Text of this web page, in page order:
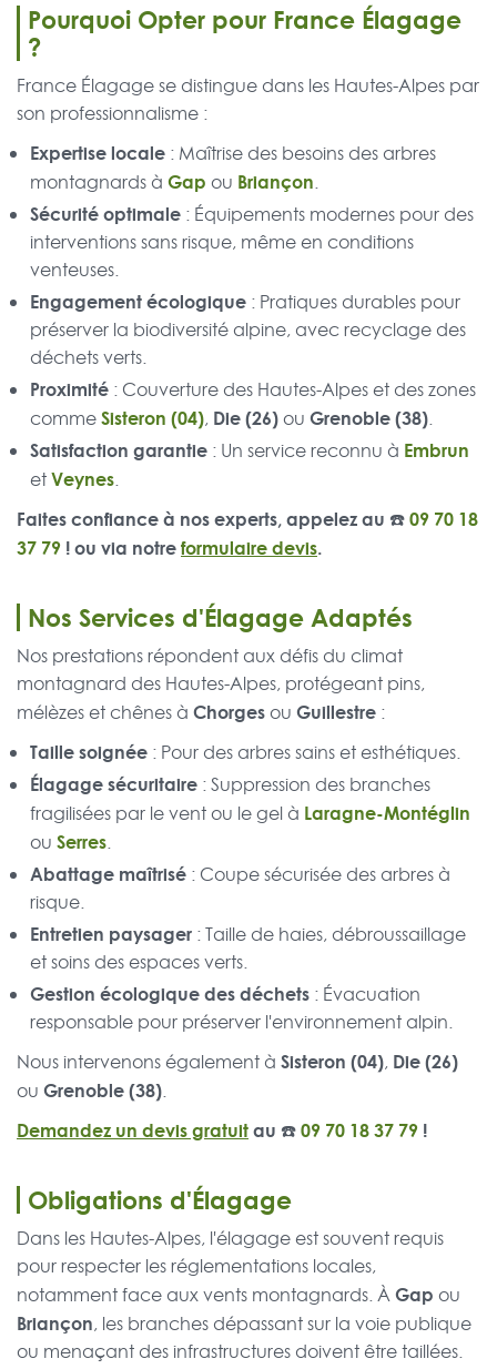
Pourquoi Opter pour France Élagage
?
France Élagage se distingue dans les Hautes-Alpes par
son professionnalisme :
Expertise locale : Maîtrise des besoins des arbres
montagnards à Gap ou Briançon.
Sécurité optimale : Équipements modernes pour des
interventions sans risque, même en conditions
venteuses.
Engagement écologique : Pratiques durables pour
préserver la biodiversité alpine, avec recyclage des
déchets verts.
Proximité : Couverture des Hautes-Alpes et des zones
commeSisteron (04), Die (26)ou Grenoble (38).
Satisfaction garantie : Un service reconnu à Embrun
etVeynes.
Faites confiance à nos experts, appelez au ☎️09 70 18
37 79 ! ou via notreformulaire devis.
Nos Services d'Élagage Adaptés
Nos prestations répondent aux défis du climat
montagnard des Hautes-Alpes, protégeant pins,
mélèzes et chênes à Chorgesou Guillestre :
Taille soignée : Pour des arbres sains et esthétiques.
Élagage sécuritaire : Suppression des branches
fragilisées par le vent ou le gel à Laragne-Montéglin
ou Serres.
Abattage maîtrisé : Coupe sécurisée des arbres à
risque.
Entretien paysager : Taille de haies, débroussaillage
et soins des espaces verts.
Gestion écologique des déchets : Évacuation
responsable pour préserver l'environnement alpin.
Nous intervenons également à Sisteron (04), Die (26)
ou Grenoble (38).
Demandez un devis gratuitau ☎️09 70 18 37 79 !
Obligations d'Élagage
Dans les Hautes-Alpes, l'élagage est souvent requis
pour respecter les réglementations locales,
notamment face aux vents montagnards. ÀGap ou
Briançon, les branches dépassant sur la voie publique
ou menaçant des infrastructures doivent être taillées.